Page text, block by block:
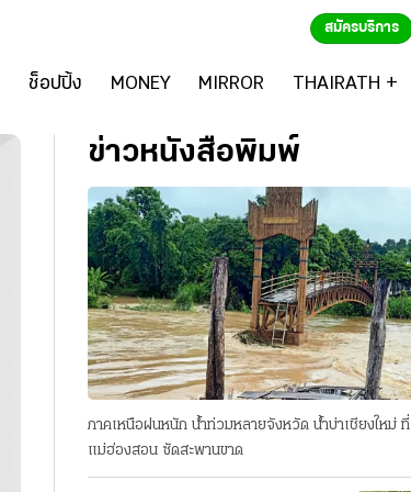
สมัครบริการ
ช็อปปิ้ง MONEY MIRROR THAIRATH +
ข่าวหนังสือพิมพ์
ภาคเหนือฝนหนัก น้ำท่วมหลายจังหวัด นํ้าบ่าเชียงใหม่ ที่
แม่ฮ่องสอน ซัดสะพานขาด